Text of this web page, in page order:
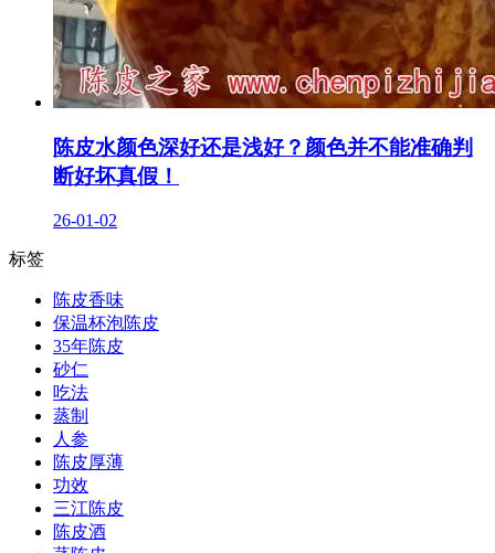
陈皮水颜色深好还是浅好？颜色并不能准确判
断好坏真假！
26-01-02
标签
陈皮香味
保温杯泡陈皮
35年陈皮
砂仁
吃法
蒸制
人参
陈皮厚薄
功效
三江陈皮
陈皮酒